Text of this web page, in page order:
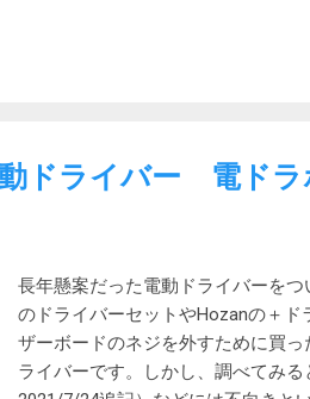
ポリプロロープ 隣は一緒に買った
だったので、今回は少し長めの3m
はそのまま流用するつもりでした
ません。
ドライバー 電ドラ
長年懸案だった電動ドライバーを
のドライバーセットやHozanの＋
ザーボードのネジを外すために買
ライバーです。しかし、調べてみ